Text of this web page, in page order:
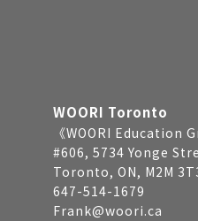
WOORI Toronto
《WOORI Education
#606, 5734 Yonge
Toronto, ON, M2M
647-514-1679
Frank@woori.ca